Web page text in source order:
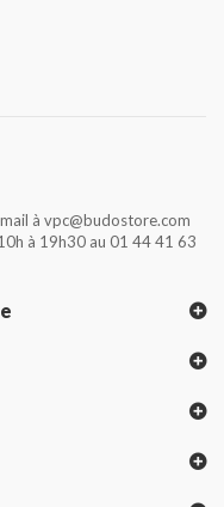
à vpc@budostore.com
à 19h30 au 01 44 41 63